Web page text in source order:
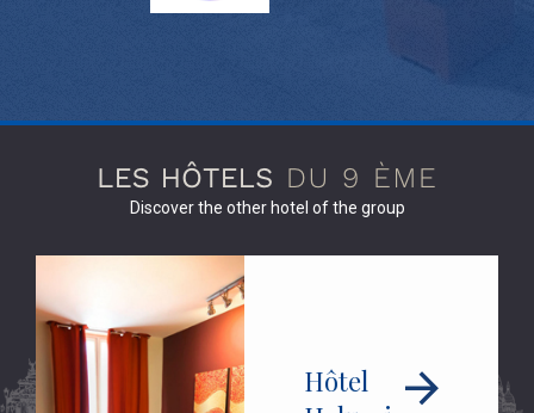
Discover the other hotel of the group
Hôtel